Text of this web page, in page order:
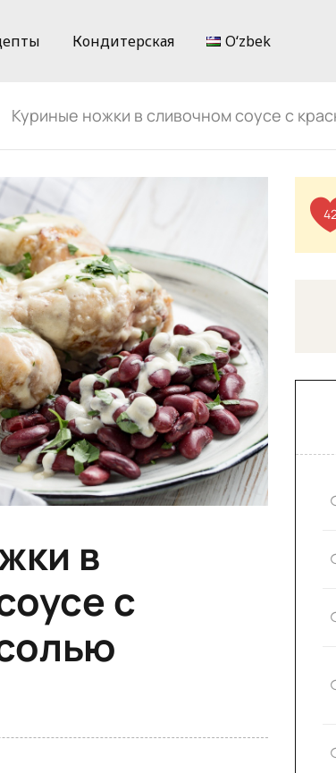
Кондитерская Oʻzbek
Куриные ножки в сливочном соусе с
в
с